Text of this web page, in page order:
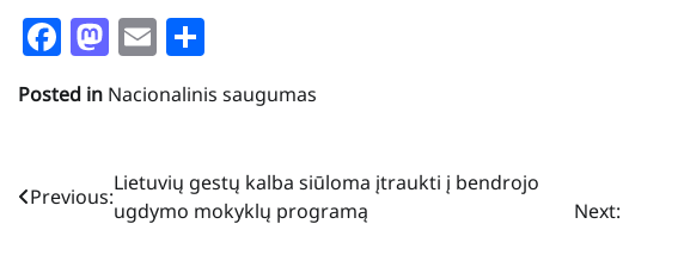
Facebook
Mastodon
Email
Posted in Nacionalinis saugumas
Navigacija
Previous:
Lietuvių gestų kalba siūloma įtraukti į bendrojo
ugdymo mokyklų programą
Next: